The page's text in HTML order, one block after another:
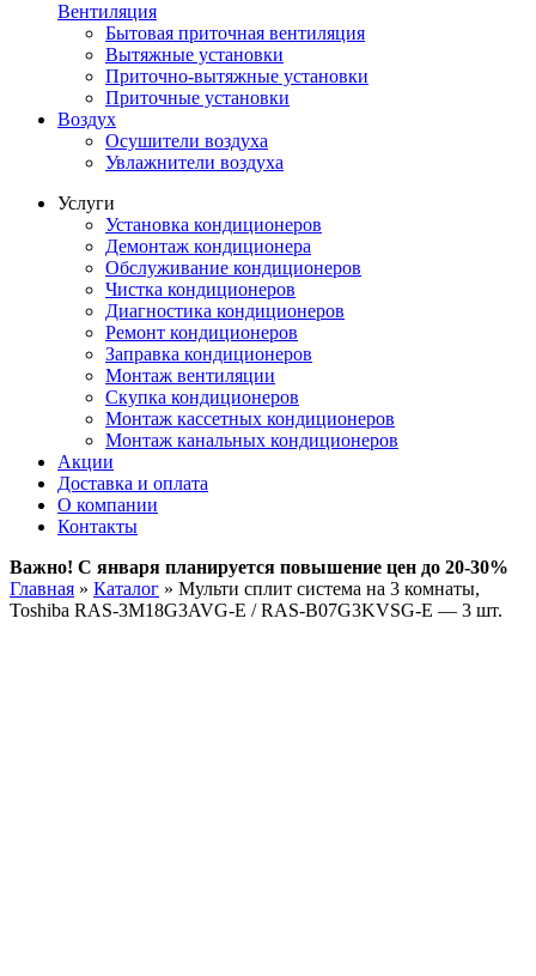
Вентиляция
Бытовая приточная вентиляция
Вытяжные установки
Приточно-вытяжные установки
Приточные установки
Воздух
Осушители воздуха
Увлажнители воздуха
Услуги
Установка кондиционеров
Демонтаж кондиционера
Обслуживание кондиционеров
Чистка кондиционеров
Диагностика кондиционеров
Ремонт кондиционеров
Заправка кондиционеров
Монтаж вентиляции
Скупка кондиционеров
Монтаж кассетных кондиционеров
Монтаж канальных кондиционеров
Акции
Доставка и оплата
О компании
Контакты
Важно! С января планируется повышение цен до 20-30%
Главная » Каталог » Мульти сплит система на 3 комнаты,
Toshiba RAS-3M18G3AVG-E / RAS-B07G3KVSG-E — 3 шт.